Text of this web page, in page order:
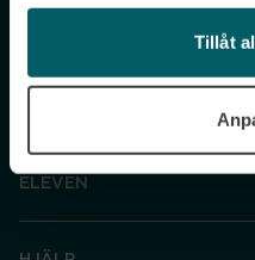
och gå vidare” accepterar
under ”Inställningar” kan
cookies. Du kan återkalla
Tillåt
ELEVEN